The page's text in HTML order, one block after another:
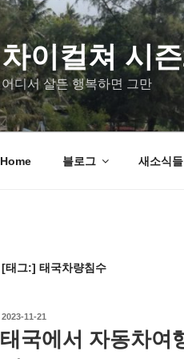
차이컬쳐 시
어디서 살든 행복하면 그만
Home 블로그 새소식
[태그:] 태국차량침수
2023-11-21
태국에서 자동차여